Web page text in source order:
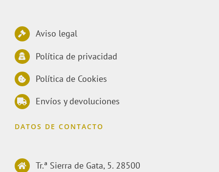
Aviso legal
Política de privacidad
Política de Cookies
Envíos y devoluciones
DATOS DE CONTACTO
Tr.ª Sierra de Gata, 5. 28500